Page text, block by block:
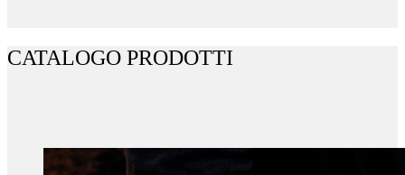
CATALOGO PRODOTTI